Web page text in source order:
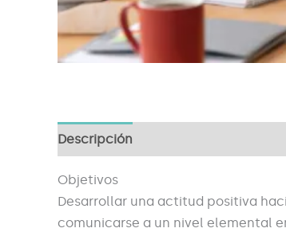
Descripción
Objetivos
Desarrollar una actitud positiva
comunicarse a un nivel elemental